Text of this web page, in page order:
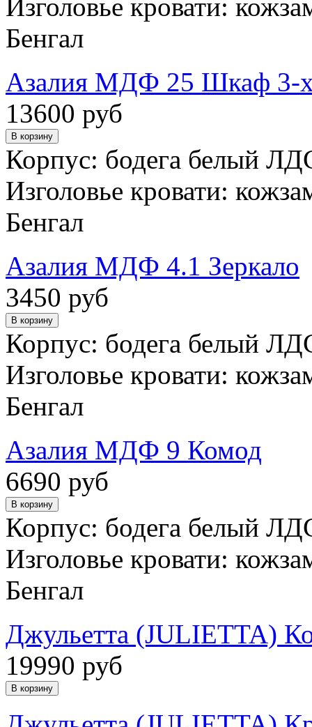
Изголовье кровати:
Бенгал
Азалия МДФ 25 Шкаф 3-х
13600 руб
Корпус: бодега белый
Изголовье кровати:
Бенгал
Азалия МДФ 4.1 Зеркало
3450 руб
Корпус: бодега белый
Изголовье кровати:
Бенгал
Азалия МДФ 9 Комод
6690 руб
Корпус: бодега белый
Изголовье кровати:
Бенгал
Джульетта (JULIETTA)
19990 руб